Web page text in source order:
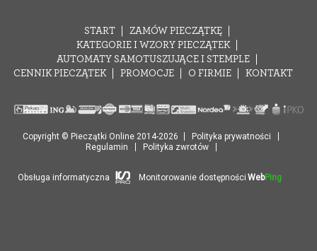
START
ZAMÓW PIECZĄTKĘ
KATEGORIE I WZORY PIECZĄTEK
AUTOMATY SAMOTUSZUJĄCE I STEMPLE
CENNIK PIECZĄTEK
PROMOCJE O FIRMIE KONTAKT
Copyright © Pieczątki Online 2014-2026
Polityka prywatności
Regulamin
Polityka zwrotów
Obsługa informatyczna Monitorowanie dostępności WebPing